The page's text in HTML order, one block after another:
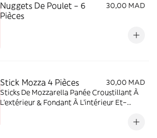
Nuggets De Poulet – 6
Pièces
30,00 MAD
Stick Mozza 4 Pièces
30,00 MAD
Sticks De Mozzarella Panée Croustillant À
L'extérieur & Fondant À L'intérieur Et–